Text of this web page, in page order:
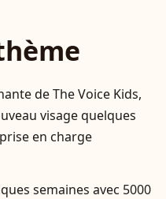
de The Voice Kids,
visage quelques
en charge
semaines avec 5000